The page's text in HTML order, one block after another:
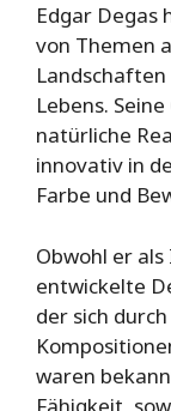
Edgar Degas
von Themen
Lebens.
natürliche
innovativ in
Farbe und
Obwohl er
entwickelte
der sich
waren
Fähigkeit,